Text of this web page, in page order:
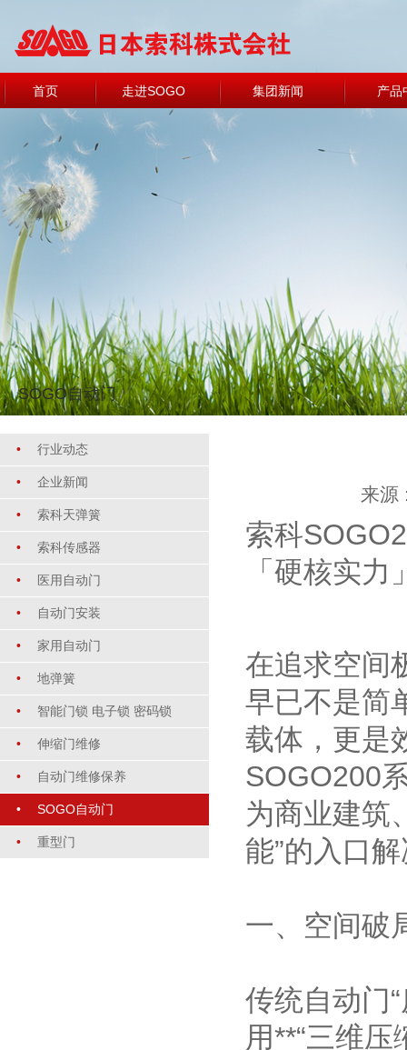
首页 走进SOGO 集团新闻 产品
SOGO自动门/
• 行业动态
• 企业新闻
• 索科天弹簧
• 索科传感器
• 医用自动门
• 自动门安装
• 家用自动门
• 地弹簧
• 智能门锁 电子锁 密码锁
• 伸缩门维修
• 自动门维修保养
• SOGO自动门
• 重型门
来
索科
「硬核实力
在追求空间
早已不是简
载体，更是
SOGO200
为商业建筑
能”的入口
一、空间破
传统自动门
用**“三维压